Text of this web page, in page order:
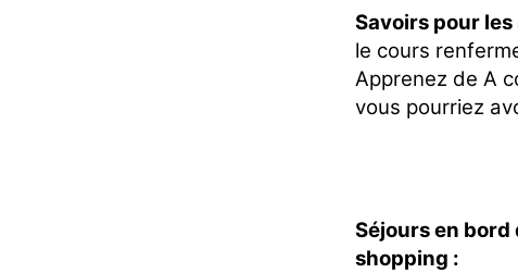
Savoirs pour
le cours
Apprenez de A
vous pourriez
Séjours en
shopping :